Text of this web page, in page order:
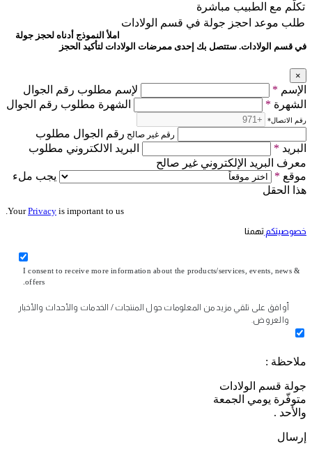
تكلّم مع الطبيب مباشرة
طلب موعد احجز جولة في قسم الولادات
املأ النموذج أدناه لحجز جولة
في قسم الولادات. ستتصل بك إحدى ممرضات الولادات لتأكيد الحجز
×
الإسم *
لإسم مطلوب رقم الجوال
الشهرة * الشهرة مطلوب رقم الجوال
رقم الاتصال*
رقم غير صالح رقم الجوال مطلوب
البريد *
البريد الالكتروني مطلوب
معرف البريد الإلكتروني غير صالح
موقع *
يجب ملء
هذا الحقل
YourPrivacy is important to us.
خصوصيتكم تهمنا
I consent to receive more information about the products/services, events, news &
offers.
أوافق على تلقي مزيد من المعلومات حول المنتجات / الخدمات والأحداث والأخبار
والعروض.
ملاحظة :
جولة قسم الولادات
متوفّرة يومي الجمعة
والأحد .
إرسال